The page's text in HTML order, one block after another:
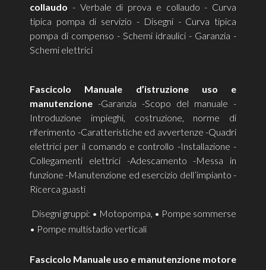
collaudo - Verbale di prova e collaudo - Curva
tipica pompa di servizio - Disegni - Curva tipica
pompa di compenso - Schemi idraulici - Garanzia -
Schemi elettrici
Fascicolo Manuale d’istruzione uso e
manutenzione -Garanzia -Scopo del manuale -
Introduzione impieghi, costruzione, norme di
riferimento -Caratteristiche ed avvertenze -Quadri
elettrici per il comando e controllo -Installazione -
Collegamenti elettrici -Adescamento -Messa in
funzione -Manutenzione ed esercizio dell’impianto -
Ricerca guasti
Disegni gruppi: • Motopompa, • Pompe sommerse
• Pompe multistadio verticali
Fascicolo Manuale uso e manutenzione motore